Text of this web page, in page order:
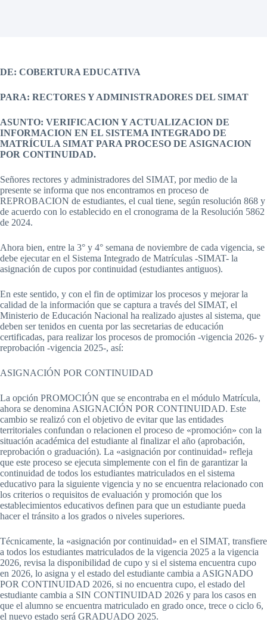
DE: COBERTURA EDUCATIVA
PARA: RECTORES Y ADMINISTRADORES DEL SIMAT
ASUNTO: VERIFICACION Y ACTUALIZACION DE
INFORMACION EN EL SISTEMA INTEGRADO DE
MATRÍCULA SIMAT PARA PROCESO DE ASIGNACION
POR CONTINUIDAD.
Señores rectores y administradores del SIMAT, por medio de la
presente se informa que nos encontramos en proceso de
REPROBACION de estudiantes, el cual tiene, según resolución 868 y
de acuerdo con lo establecido en el cronograma de la Resolución 5862
de 2024.
Ahora bien, entre la 3° y 4° semana de noviembre de cada vigencia, se
debe ejecutar en el Sistema Integrado de Matrículas -SIMAT- la
asignación de cupos por continuidad (estudiantes antiguos).
En este sentido, y con el fin de optimizar los procesos y mejorar la
calidad de la información que se captura a través del SIMAT, el
Ministerio de Educación Nacional ha realizado ajustes al sistema, que
deben ser tenidos en cuenta por las secretarias de educación
certificadas, para realizar los procesos de promoción -vigencia 2026- y
reprobación -vigencia 2025-, así:
ASIGNACIÓN POR CONTINUIDAD
La opción PROMOCIÓN que se encontraba en el módulo Matrícula,
ahora se denomina ASIGNACIÓN POR CONTINUIDAD. Este
cambio se realizó con el objetivo de evitar que las entidades
territoriales confundan o relacionen el proceso de «promoción» con la
situación académica del estudiante al finalizar el año (aprobación,
reprobación o graduación). La «asignación por continuidad» refleja
que este proceso se ejecuta simplemente con el fin de garantizar la
continuidad de todos los estudiantes matriculados en el sistema
educativo para la siguiente vigencia y no se encuentra relacionado con
los criterios o requisitos de evaluación y promoción que los
establecimientos educativos definen para que un estudiante pueda
hacer el tránsito a los grados o niveles superiores.
Técnicamente, la «asignación por continuidad» en el SIMAT, transfiere
a todos los estudiantes matriculados de la vigencia 2025 a la vigencia
2026, revisa la disponibilidad de cupo y si el sistema encuentra cupo
en 2026, lo asigna y el estado del estudiante cambia a ASIGNADO
POR CONTINUIDAD 2026, si no encuentra cupo, el estado del
estudiante cambia a SIN CONTINUIDAD 2026 y para los casos en
que el alumno se encuentra matriculado en grado once, trece o ciclo 6,
el nuevo estado será GRADUADO 2025.